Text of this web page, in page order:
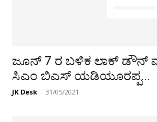
ಜೂನ್ 7 ರ ಬಳಿಕ ಲಾಕ್ ಡೌನ್
ಸಿಎಂ ಬಿಎಸ್ ಯಡಿಯೂರಪ್ಪ...
JK Desk - 31/05/2021